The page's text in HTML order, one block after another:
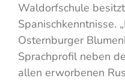
Waldorfschule
Spanischkenntnisse.
Osternburger
Sprachprofil neben
allen erworbenen